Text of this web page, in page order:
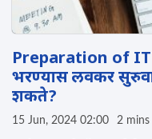
Preparation of IT
भरण्यास लवकर
शकते?
15 Jun, 2024 02:00 2 mins